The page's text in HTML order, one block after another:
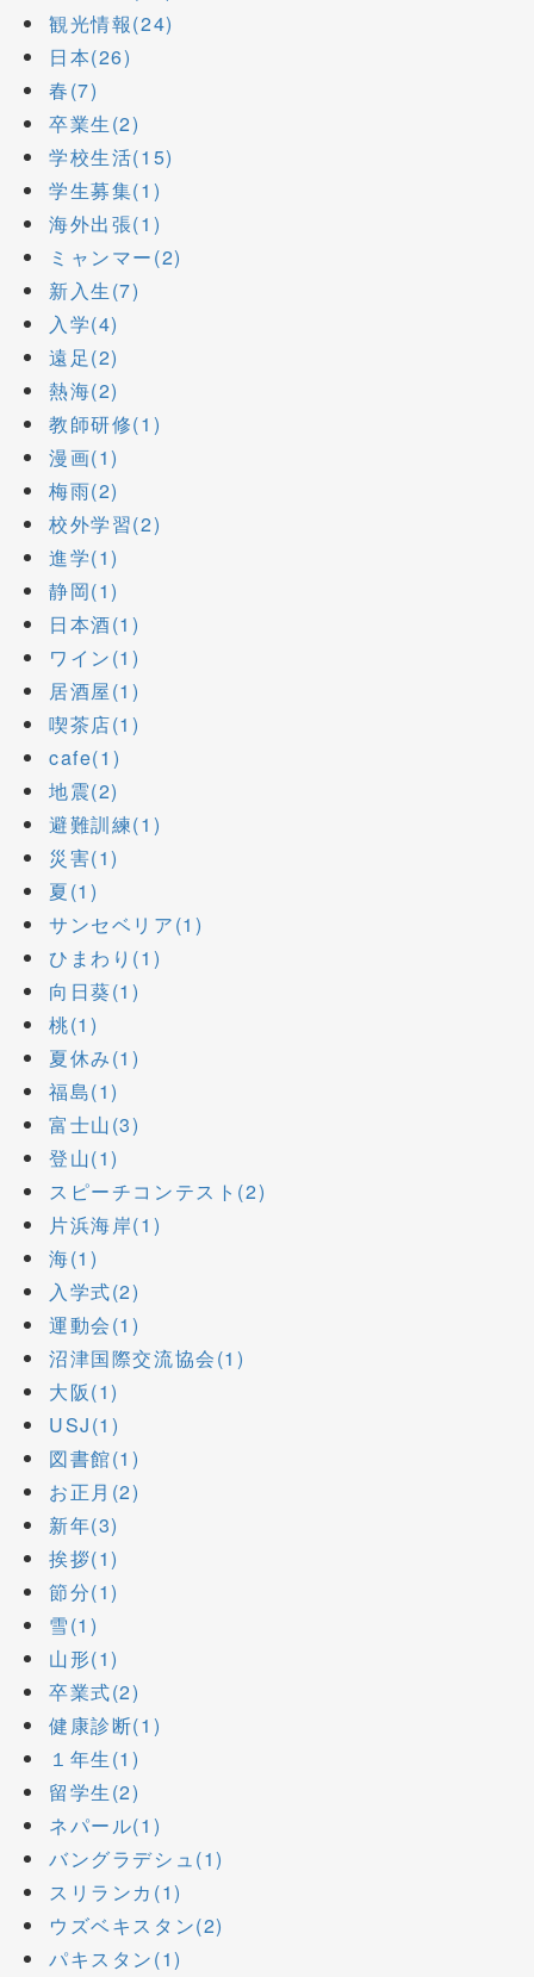
観光情報(24)
日本(26)
春(7)
卒業生(2)
学校生活(15)
学生募集(1)
海外出張(1)
ミャンマー(2)
新入生(7)
入学(4)
遠足(2)
熱海(2)
教師研修(1)
漫画(1)
梅雨(2)
校外学習(2)
進学(1)
静岡(1)
日本酒(1)
ワイン(1)
居酒屋(1)
喫茶店(1)
cafe(1)
地震(2)
避難訓練(1)
災害(1)
夏(1)
サンセベリア(1)
ひまわり(1)
向日葵(1)
桃(1)
夏休み(1)
福島(1)
富士山(3)
登山(1)
スピーチコンテスト(2)
片浜海岸(1)
海(1)
入学式(2)
運動会(1)
沼津国際交流協会(1)
大阪(1)
USJ(1)
図書館(1)
お正月(2)
新年(3)
挨拶(1)
節分(1)
雪(1)
山形(1)
卒業式(2)
健康診断(1)
１年生(1)
留学生(2)
ネパール(1)
バングラデシュ(1)
スリランカ(1)
ウズベキスタン(2)
パキスタン(1)